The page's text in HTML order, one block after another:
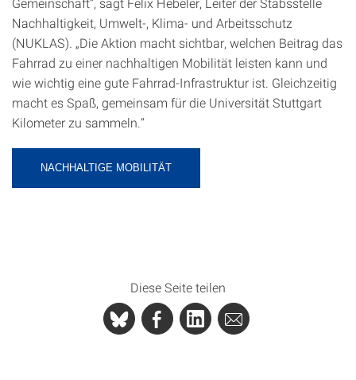
Nachhaltigkeit, Umwelt-, Klima- und Arbeitsschutz
(NUKLAS). „Die Aktion macht sichtbar, welchen Beitrag das
Fahrrad zu einer nachhaltigen Mobilität leisten kann und
wie wichtig eine gute Fahrrad-Infrastruktur ist. Gleichzeitig
macht es Spaß, gemeinsam für die Universität Stuttgart
Kilometer zu sammeln.“
NACHHALTIGE MOBILITÄT
Diese Seite teilen